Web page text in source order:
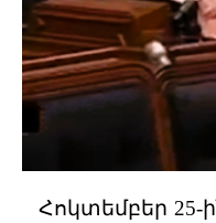
Հոկտեմբեր